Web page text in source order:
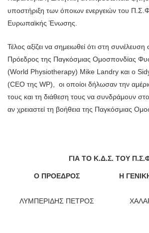
υποστήριξη των όποιων ενεργειών του
Ευρωπαϊκής Ένωσης.
Τέλος αξίζει να σημειωθεί ότι στη συνέλευση
Πρόεδρος της Παγκόσμιας Ομοσπονδίας
(World Physiotherapy) Mike Landry και ο
(CEO της WP), οι οποίοι δήλωσαν την
τους και τη διάθεση τους να συνδράμουν
αν χρειαστεί τη βοήθεια της Παγκόσμιας
ΓΙΑ ΤΟ Κ.Δ.Σ. ΤΟΥ
Ο ΠΡΟΕΔΡΟΣ Η
ΛΥΜΠΕΡΙΔΗΣ ΠΕΤΡΟΣ